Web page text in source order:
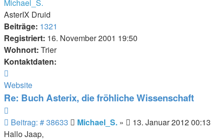
Michael_S.
AsterIX Druid
Beiträge: 1321
Registriert: 16. November 2001 19:50
Wohnort: Trier
Kontaktdaten:
von
Michael_S.
Website
Re: Buch Asterix, die fröhliche Wissenschaft
Beitrag: # 38633 Beitrag
Michael_S. »
13. Januar 2012 00:13
Hallo Jaap,